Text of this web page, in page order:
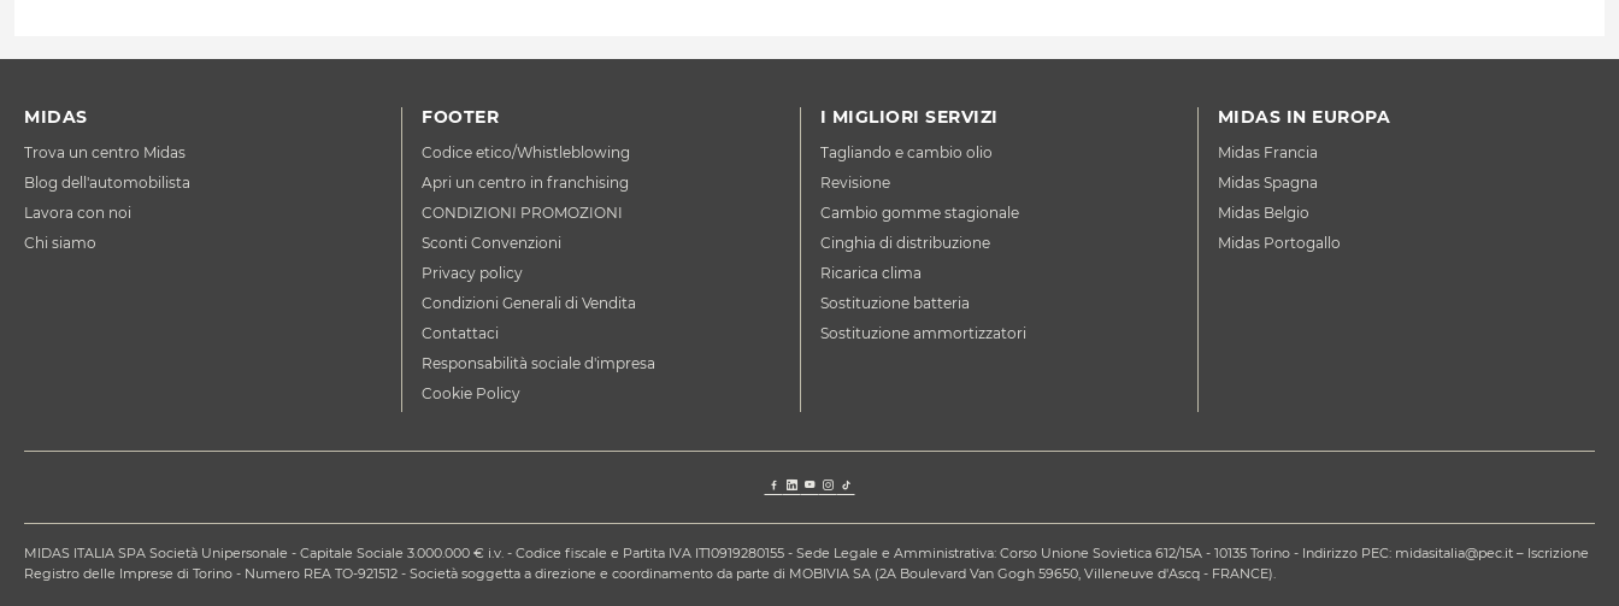
MIDAS
Trova un centro Midas
Blog dell'automobilista
Lavora con noi
Chi siamo
FOOTER
Codice etico/Whistleblowing
Apri un centro in franchising
CONDIZIONI PROMOZIONI
Sconti Convenzioni
Privacy policy
Condizioni Generali di Vendita
Contattaci
Responsabilità sociale d'impresa
Cookie Policy
I MIGLIORI SERVIZI
Tagliando e cambio olio
Revisione
Cambio gomme stagionale
Cinghia di distribuzione
Ricarica clima
Sostituzione batteria
Sostituzione ammortizzatori
MIDAS IN EUROPA
Midas Francia
Midas Spagna
Midas Belgio
Midas Portogallo
MIDAS ITALIA SPA Società Unipersonale - Capitale Sociale 3.000.000 € i.v. - Codice fiscale e Partita IVA IT10919280155 - Sede Legale e Amministrativa: Corso Unione Sovietica 612/15A - 10135 Torino - Indirizzo PEC: midasitalia@pec.it – Iscrizione
Registro delle Imprese di Torino - Numero REA TO-921512 - Società soggetta a direzione e coordinamento da parte di MOBIVIA SA (2A Boulevard Van Gogh 59650, Villeneuve d'Ascq - FRANCE).